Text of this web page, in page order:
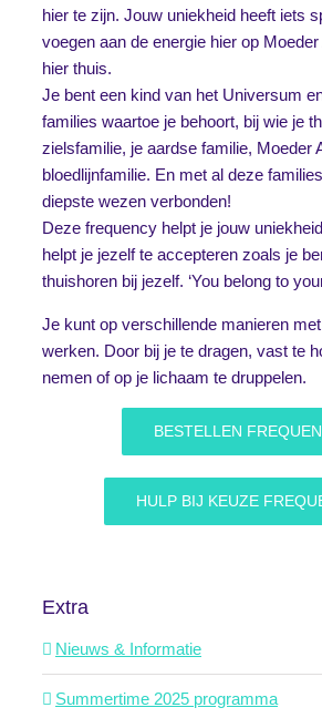
hier te zijn. Jouw uniekheid heeft iets
voegen aan de energie hier op
hier thuis.
Je bent een kind van het Universum
families waartoe je behoort, bij wie je
zielsfamilie, je aardse familie, Moeder
bloedlijnfamilie. En met al deze
diepste wezen verbonden!
Deze frequency helpt je jouw
helpt je jezelf te accepteren zoals je
thuishoren bij jezelf. ‘You belong to
Je kunt op verschillende manieren
werken. Door bij je te dragen, vast te
nemen of op je lichaam te druppelen.
BESTELLEN
HULP BIJ KEUZE
Extra
Nieuws & Informatie
Summertime 2025 programma